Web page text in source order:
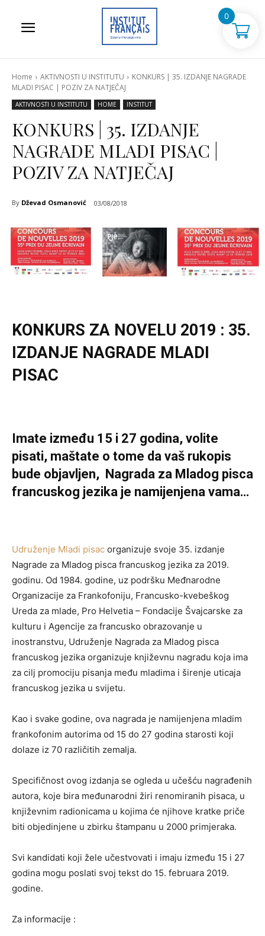
Home AKTIVNOSTI U INSTITUTU
KONKURS | 35. IZDANJE NAGRADE
MLADI PISAC | POZIV ZA NATJEČAJ
AKTIVNOSTI U INSTITUTU HOME INSTITUT
KONKURS | 35. IZDANJE
NAGRADE MLADI PISAC |
POZIV ZA NATJEČAJ
By Dževad Osmanović 03/08/2018
KONKURS ZA NOVELU 2019 : 35.
IZDANJE NAGRADE MLADI
PISAC
Imate između 15 i 27 godina, volite
pisati, maštate o tome da vaš rukopis
bude objavljen, Nagrada za Mladog pisca
francuskog jezika je namijenjena vama…
Udruženje Mladi pisac organizuje svoje 35. izdanje
Nagrade za Mladog pisca francuskog jezika za 2019.
godinu. Od 1984. godine, uz podršku Međnarodne
Organizacije za Frankofoniju, Francusko-kvebeškog
Ureda za mlade, Pro Helvetia – Fondacije Švajcarske za
kulturu i Agencije za francusko obrazovanje u
inostranstvu, Udruženje Nagrada za Mladog pisca
francuskog jezika organizuje književnu nagradu koja ima
za cilj promociju pisanja među mladima i širenje uticaja
francuskog jezika u svijetu.
Kao i svake godine, ova nagrada je namijenjena mladim
frankofonim autorima od 15 do 27 godina starosti koji
dolaze iz 70 različitih zemalja.
Specifičnost ovog izdanja se ogleda u učešću nagrađenih
autora, koje bira međunarodni žiri renomiranih pisaca, u
književnim radionicama u kojima će njihove kratke priče
biti objedinjene u zbirku štampanu u 2000 primjeraka.
Svi kandidati koji žele učestvovati i imaju između 15 i 27
godina mogu poslati svoj tekst do 15. februara 2019.
godine.
Za informacije :
0